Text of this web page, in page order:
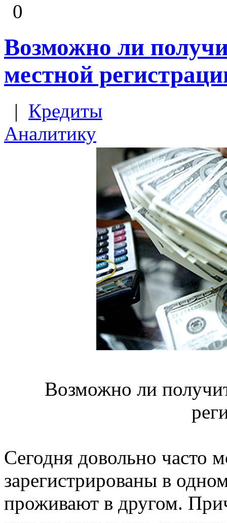
0
Возможно ли
местной
| Кредиты
Аналитику
Возможно ли
Сегодня довольно часто
зарегистрированы в
проживают в другом.